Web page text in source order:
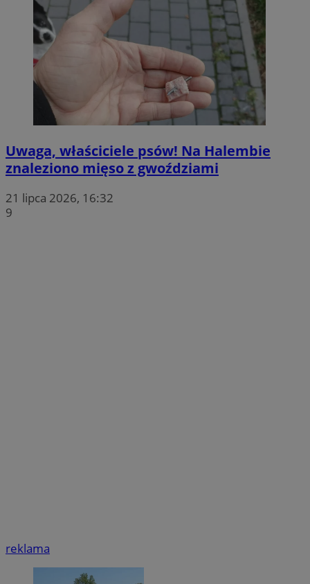
Uwaga, właściciele psów! Na Halembie
znaleziono mięso z gwoździami
21 lipca 2026, 16:32
9
reklama